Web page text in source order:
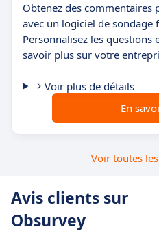
Obtenez des commentaires
avec un logiciel de sondage
Personnalisez les questions
savoir plus sur votre
Voir plus de détails
En
Voir toutes
Avis clients sur
Obsurvey